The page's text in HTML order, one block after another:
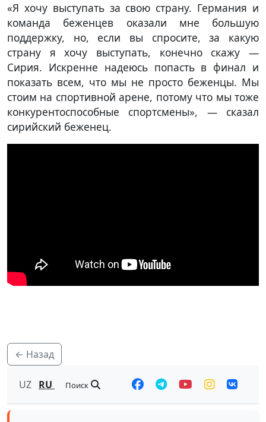
«Я хочу выступать за свою страну. Германия и
команда беженцев оказали мне большую
поддержку, но, если вы спросите, за какую
страну я хочу выступать, конечно скажу —
Сирия. Искренне надеюсь попасть в финал и
показать всем, что мы не просто беженцы. Мы
стоим на спортивной арене, потому что мы тоже
конкурентоспособные спортсмены», — сказал
сирийский беженец.
← Назад
UZ RU Поиск